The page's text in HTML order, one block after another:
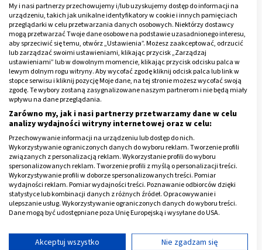
Jak wygląda czyrak? Sposoby usuwania i leczenia
Pierwsza miesiączka - kiedy, ile trwa? Objawy
My i nasi partnerzy przechowujemy i/lub uzyskujemy dostęp do informacji na
urządzeniu, takich jak unikalne identyfikatory w cookie i innych pamięciach
przeglądarki w celu przetwarzania danych osobowych. Niektórzy dostawcy
mogą przetwarzać Twoje dane osobowe na podstawie uzasadnionego interesu,
aby sprzeciwić się temu, otwórz „Ustawienia”. Możesz zaakceptować, odrzucić
lub zarządzać swoimi ustawieniami, klikając przycisk „Zarządzaj
ustawieniami” lub w dowolnym momencie, klikając przycisk odcisku palca w
lewym dolnym rogu witryny. Aby wycofać zgodę kliknij odcisk palca lub link w
stopce serwisu i kliknij pozycję Moje dane, na tej stronie możesz wycofać swoją
zgodę. Te wybory zostaną zasygnalizowane naszym partnerom i nie będą miały
wpływu na dane przeglądania.
Zarówno my, jak i nasi partnerzy przetwarzamy dane w celu
analizy wydajności witryny internetowej oraz w celu:
Przechowywanie informacji na urządzeniu lub dostęp do nich.
Wykorzystywanie ograniczonych danych do wyboru reklam. Tworzenie profili
związanych z personalizacją reklam. Wykorzystanie profili do wyboru
spersonalizowanych reklam. Tworzenie profili z myślą o personalizacji treści.
Wykorzystywanie profili w doborze spersonalizowanych treści. Pomiar
wydajności reklam. Pomiar wydajności treści. Poznawanie odbiorców dzięki
statystyce lub kombinacji danych z różnych źródeł. Opracowywanie i
ulepszanie usług. Wykorzystywanie ograniczonych danych do wyboru treści.
Dane mogą być udostępniane poza Unię Europejską i wysyłane do USA.
Wyświetl listę partnerów (11 dostawców IAB)
Akceptuj wszystko
Nie zgadzam się